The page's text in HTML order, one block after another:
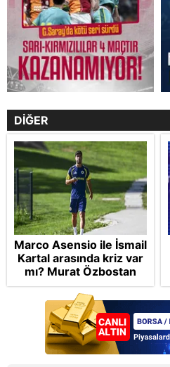
DİĞER
Marco Asensio ile İsmail
Kartal arasında kriz var
mı? Murat Özbostan
analiz etti: Egoları da
yönetmelisiniz